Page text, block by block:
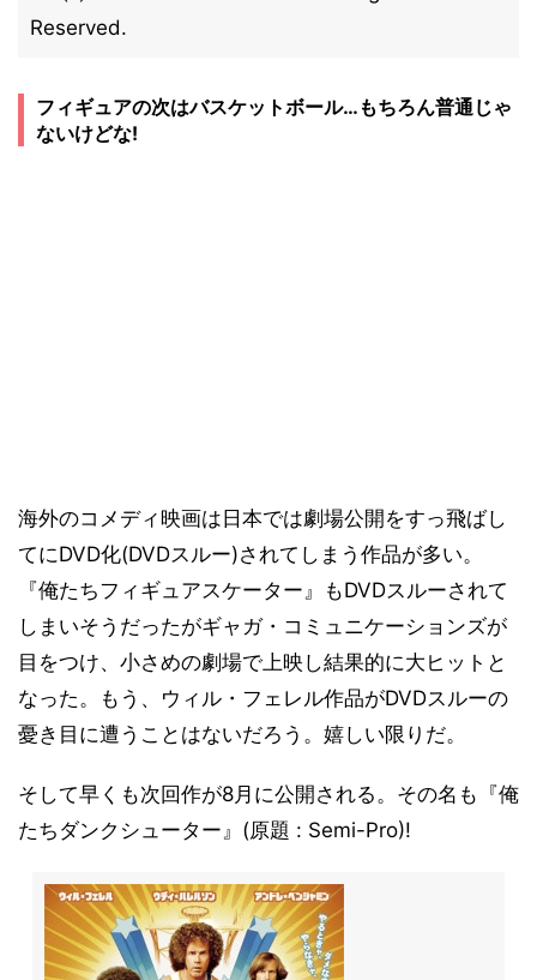
Reserved.
フィギュアの次はバスケットボール…もちろん普通じゃ
ないけどな!
海外のコメディ映画は日本では劇場公開をすっ飛ばし
てにDVD化(DVDスルー)されてしまう作品が多い。
『俺たちフィギュアスケーター』もDVDスルーされて
しまいそうだったがギャガ・コミュニケーションズが
目をつけ、小さめの劇場で上映し結果的に大ヒットと
なった。もう、ウィル・フェレル作品がDVDスルーの
憂き目に遭うことはないだろう。嬉しい限りだ。
そして早くも次回作が8月に公開される。その名も『俺
たちダンクシューター』(原題 : Semi-Pro)!